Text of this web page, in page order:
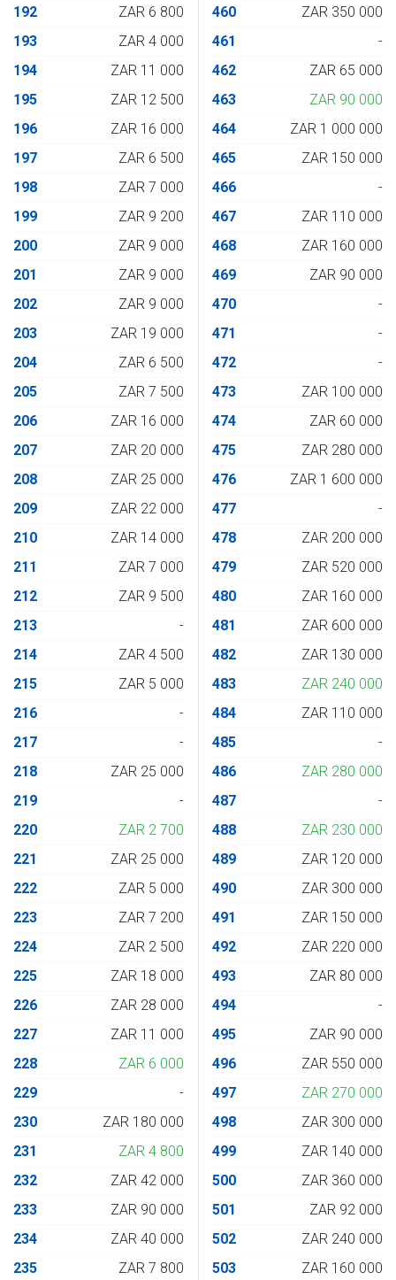
192
ZAR 6 800
193
ZAR 4 000
194
ZAR 11 000
195
ZAR 12 500
196
ZAR 16 000
197
ZAR 6 500
198
ZAR 7 000
199
ZAR 9 200
200
ZAR 9 000
201
ZAR 9 000
202
ZAR 9 000
203
ZAR 19 000
204
ZAR 6 500
205
ZAR 7 500
206
ZAR 16 000
207
ZAR 20 000
208
ZAR 25 000
209
ZAR 22 000
210
ZAR 14 000
211
ZAR 7 000
212
ZAR 9 500
213
-
214
ZAR 4 500
215
ZAR 5 000
216
-
217
-
218
ZAR 25 000
219
-
220
ZAR 2 700
221
ZAR 25 000
222
ZAR 5 000
223
ZAR 7 200
224
ZAR 2 500
225
ZAR 18 000
226
ZAR 28 000
227
ZAR 11 000
228
ZAR 6 000
229
-
230
ZAR 180 000
231
ZAR 4 800
232
ZAR 42 000
233
ZAR 90 000
234
ZAR 40 000
235
ZAR 7 800
460
ZAR 350 000
461
-
462
ZAR 65 000
463
ZAR 90 000
464
ZAR 1 000 000
465
ZAR 150 000
466
-
467
ZAR 110 000
468
ZAR 160 000
469
ZAR 90 000
470
-
471
-
472
-
473
ZAR 100 000
474
ZAR 60 000
475
ZAR 280 000
476
ZAR 1 600 000
477
-
478
ZAR 200 000
479
ZAR 520 000
480
ZAR 160 000
481
ZAR 600 000
482
ZAR 130 000
483
ZAR 240 000
484
ZAR 110 000
485
-
486
ZAR 280 000
487
-
488
ZAR 230 000
489
ZAR 120 000
490
ZAR 300 000
491
ZAR 150 000
492
ZAR 220 000
493
ZAR 80 000
494
-
495
ZAR 90 000
496
ZAR 550 000
497
ZAR 270 000
498
ZAR 300 000
499
ZAR 140 000
500
ZAR 360 000
501
ZAR 92 000
502
ZAR 240 000
503
ZAR 160 000